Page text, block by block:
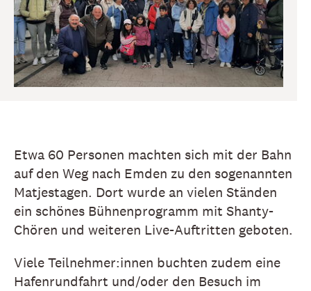
Etwa 60 Personen machten sich mit der Bahn
auf den Weg nach Emden zu den sogenannten
Matjestagen. Dort wurde an vielen Ständen
ein schönes Bühnenprogramm mit Shanty-
Chören und weiteren Live-Auftritten geboten.
Viele Teilnehmer:innen buchten zudem eine
Hafenrundfahrt und/oder den Besuch im